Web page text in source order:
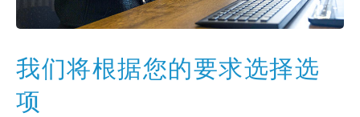
我们将根据您的要求选择选
项